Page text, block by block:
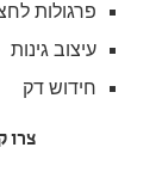
פרגולות
עיצוב גינות
חידוש דק